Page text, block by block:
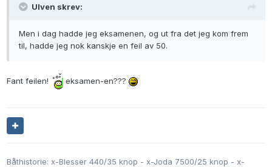
Ulven skrev:
Men i dag hadde jeg eksamenen, og ut fra det jeg kom frem
til, hadde jeg nok kanskje en feil av 50.
Fant feilen! eksamen-en???
Båthistorie: x-Blesser 440/35 knop - x-Joda 7500/25 knop - x-